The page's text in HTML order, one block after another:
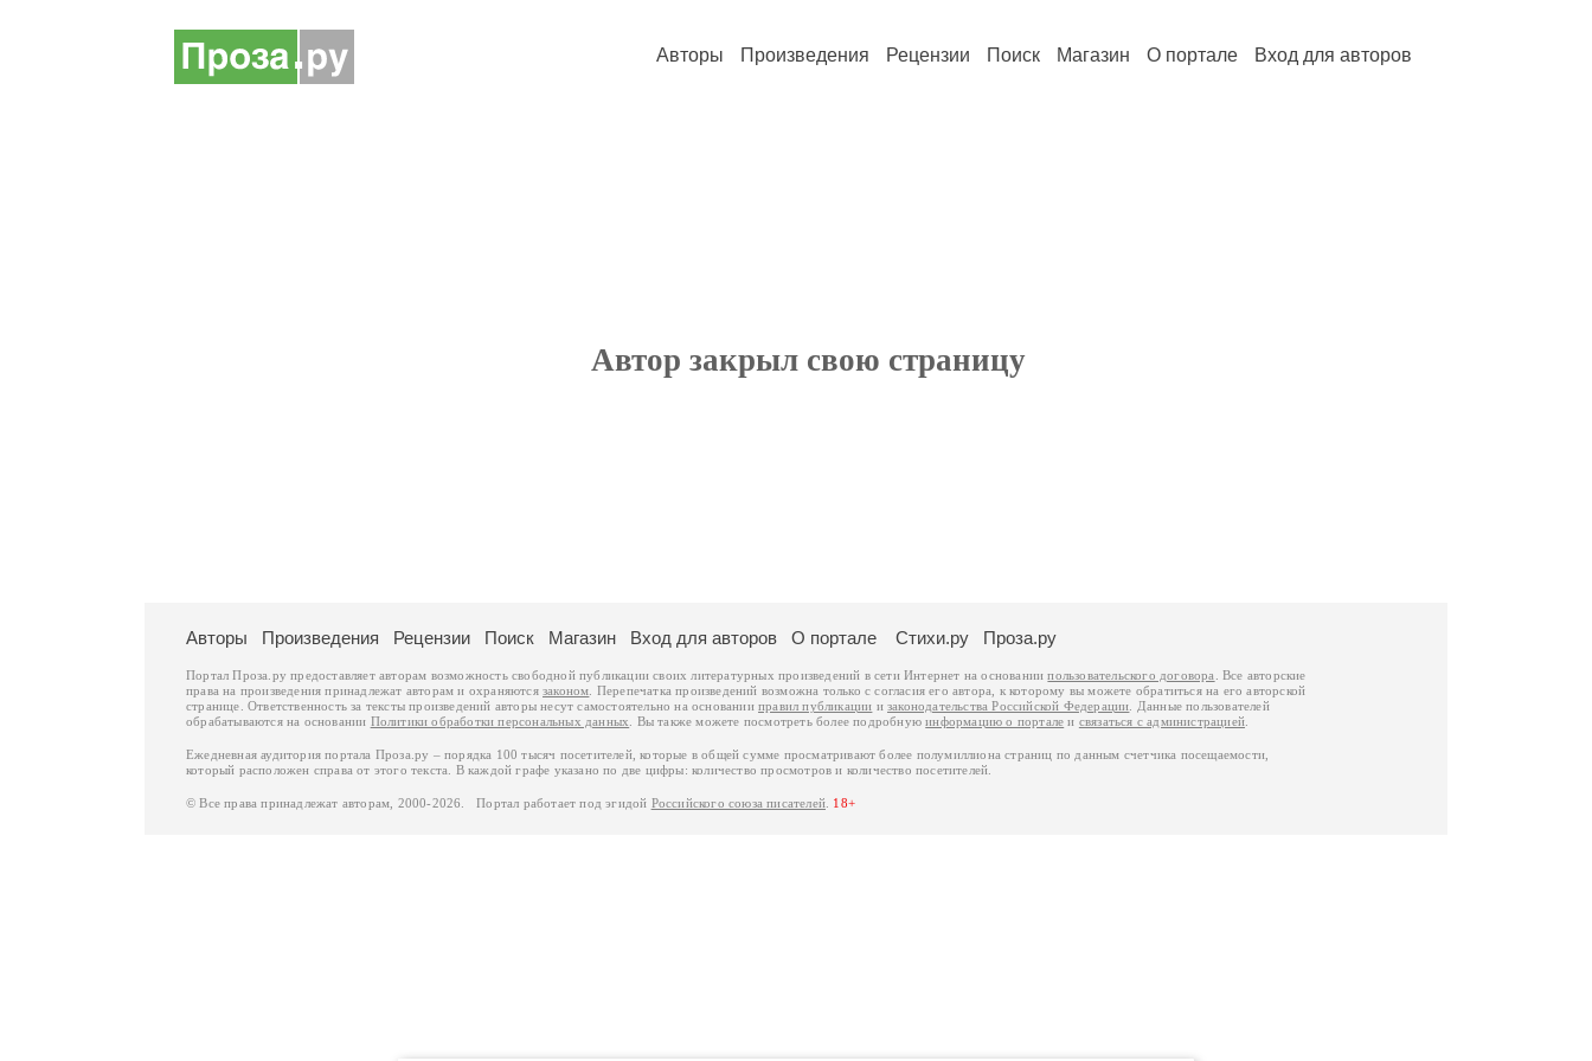
Авторы Произведения Рецензии Поиск Магазин О портале Вход для авторов
Автор закрыл свою страницу
Авторы Произведения Рецензии Поиск Магазин Вход для авторов О портале Стихи.ру Проза.ру
Портал Проза.ру предоставляет авторам возможность свободной публикации своих литературных произведений в сети Интернет на основаниипользовательского договора
. Все авторские
права на произведения принадлежат авторам и охраняются законом . Перепечатка произведений возможна только с согласия его автора, к которому вы можете обратиться на его авторской
странице. Ответственность за тексты произведений авторы несут самостоятельно на основанииправил публикации изаконодательства Российской Федерации . Данные пользователей
обрабатываются на основании Политики обработки персональных данных . Вы также можете посмотреть более подробнуюинформацию о портале и связаться с администрацией
Ежедневная аудитория портала Проза.ру – порядка 100 тысяч посетителей, которые в общей сумме просматривают более полумиллиона страниц по данным счетчика посещаемости,
который расположен справа от этого текста. В каждой графе указано по две цифры: количество просмотров и количество посетителей.
© Все права принадлежат авторам, 2000-2026. Портал работает под эгидой Российского союза писателей 18+